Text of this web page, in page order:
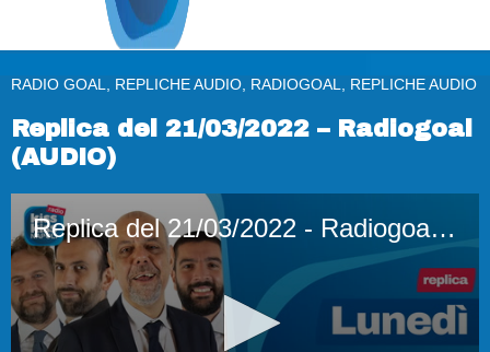
RADIO GOAL, REPLICHE AUDIO, RADIOGOAL, REPLICHE AUDIO
Replica del 21/03/2022 – Radiogoal
(AUDIO)
Replica del 21/03/2022 - Radiogoal (AUDIO)